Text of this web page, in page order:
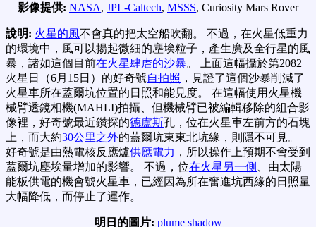
影像提供: NASA, JPL-Caltech, MSSS, Curiosity Mars Rover
說明: 火星的風不會真的把太空船吹翻。 不過，在火星低重力
的環境中，風可以揚起微細的塵埃粒子，產生廣及全行星的風
暴，諸如這個目前在火星肆虐的沙暴。 上面這幅攝於第2082
火星日（6月15日）的好奇號自拍照 ，見證了這個沙暴削減了
火星車所在蓋爾坑位置的日照和能見度。 在這幅使用火星機
械臂透鏡相機(MAHLI)拍攝、但機械臂已被編輯移除的組合影
像裡，好奇號最近鑽探的德盧斯孔，位在火星車左前方的石塊
上，而大約30公里之外的蓋爾坑東東北坑緣，則隱不可見。
好奇號是由熱電核反應爐供應電力 ，所以操作上預期不會受到
蓋爾坑塵埃量增加的影響。 不過，位在火星另一側
、由太陽
能板供電的機會號火星車，已經因為所在奮進坑西緣的日照量
大幅降低，而停止了運作。
明日的圖片: plume shadow